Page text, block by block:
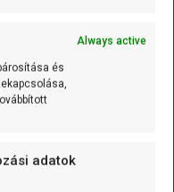
Always active
és
adatok
az óra
alapú projekt